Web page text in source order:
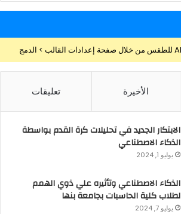
الأخيرة تعليقات
الابتكار الجديد في تحليلات كرة القدم بواسطة
الذكاء الاصطناعي
يوليو 1, 2024
الذكاء الاصطناعي وتأثيره علي ذوي الهمم
لطلاب كلية الحاسبات بجامعة بنها
يوليو 7, 2024